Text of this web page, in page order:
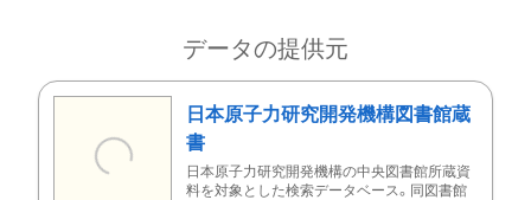
データの提供元
日本原子力研究開発機構図書館蔵
書
日本原子力研究開発機構の中央図書館所蔵資
料を対象とした検索データベース。同図書館